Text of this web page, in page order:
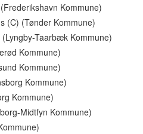
Kommune)
(C) (Tønder Kommune)
Taarbæk Kommune)
Kommune)
Kommune)
Kommune)
Kommune)
Midtfyn Kommune)